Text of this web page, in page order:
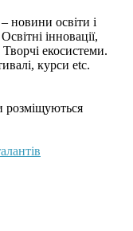
– новини освіти і
інновації,
Творчі екосистеми.
курси etc.
розміщуються